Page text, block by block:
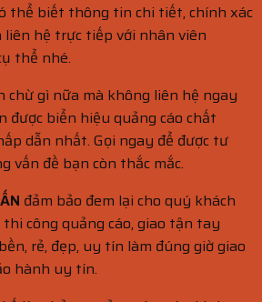
thể biết thông tin chi tiết, chính xác
hệ trực tiếp với nhân viên
thể nhé.
chừ gì nữa mà không liên hệ ngay
được biển hiệu quảng cáo chất
dẫn nhất. Gọi ngay để được tư
vấn đề bạn còn thắc mắc.
đảm bảo đem lại cho quý khách
công quảng cáo, giao tận tay
rẻ, đẹp, uy tín làm đúng giờ giao
hành uy tín.